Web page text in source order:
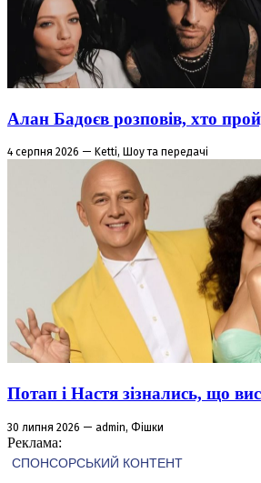
Алан Бадоєв розповів, хто
4 серпня 2026 — Ketti, Шоу та передачі
Потап і Настя зізнались, що
30 липня 2026 — admin, Фішки
Реклама: